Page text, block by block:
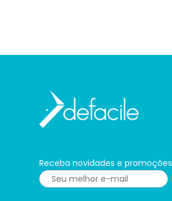
Receba novidades e promoções